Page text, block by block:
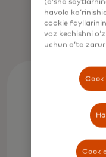
(o‘sha
havola
cookie
voz kechishni
uchun o‘ta